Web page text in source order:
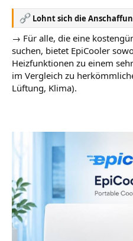
Lohnt sich die
→ Für alle, die eine
suchen, bietet EpiCooler
Heizfunktionen zu einem
im Vergleich zu
Lüftung, Klima).